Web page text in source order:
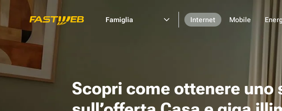
Famiglia Internet Mobile
Scopri come ottenere uno